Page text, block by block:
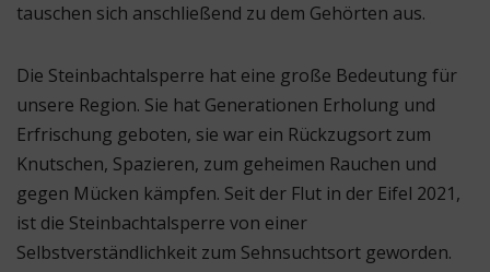
tauschen sich anschließend zu dem Gehörten aus.
Die Steinbachtalsperre hat eine große Bedeutung für
unsere Region. Sie hat Generationen Erholung und
Erfrischung geboten, sie war ein Rückzugsort zum
Knutschen, Spazieren, zum geheimen Rauchen und
gegen Mücken kämpfen. Seit der Flut in der Eifel 2021,
ist die Steinbachtalsperre von einer
Selbstverständlichkeit zum Sehnsuchtsort geworden.